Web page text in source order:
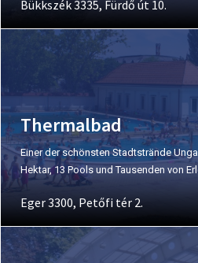
Bükkszék 3335, Fürdő út 10.
Thermalbad
Einer der schönsten Stadtstrände
Hektar, 13 Pools und Tausenden von
Eger 3300, Petőfi tér 2.